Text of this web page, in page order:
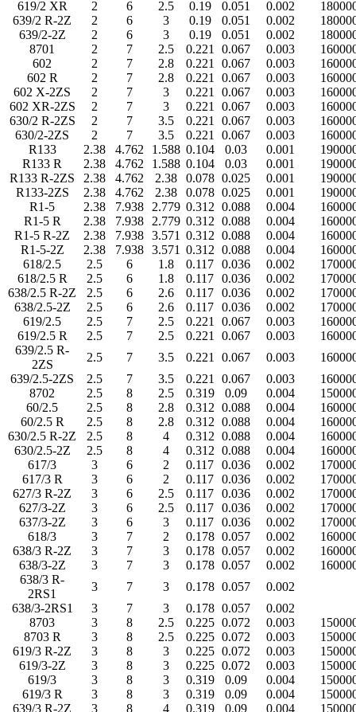
619/2 XR
2 6 2.5 0.19 0.051 0.002
639/2 R-2Z
2 6 3 0.19 0.051 0.002
639/2-2Z
2 6 3 0.19 0.051 0.002
8701
2 7 2.5 0.221 0.067 0.003
602
2 7 2.8 0.221 0.067 0.003
602 R
2 7 2.8 0.221 0.067 0.003
602 X-2ZS
2 7 3 0.221 0.067 0.003
602 XR-2ZS
2 7 3 0.221 0.067 0.003
630/2 R-2ZS
2 7 3.5 0.221 0.067 0.003
630/2-2ZS
2 7 3.5 0.221 0.067 0.003
R133
2.38 4.762 1.588 0.104 0.03 0.001
R133 R
2.38 4.762 1.588 0.104 0.03 0.001
R133 R-2ZS
2.38 4.762 2.38 0.078 0.025 0.001
R133-2ZS
2.38 4.762 2.38 0.078 0.025 0.001
R1-5
2.38 7.938 2.779 0.312 0.088 0.004
R1-5 R
2.38 7.938 2.779 0.312 0.088 0.004
R1-5 R-2Z
2.38 7.938 3.571 0.312 0.088 0.004
R1-5-2Z
2.38 7.938 3.571 0.312 0.088 0.004
618/2.5
2.5 6 1.8 0.117 0.036 0.002
618/2.5 R
2.5 6 1.8 0.117 0.036 0.002
638/2.5 R-2Z
2.5 6 2.6 0.117 0.036 0.002
638/2.5-2Z
2.5 6 2.6 0.117 0.036 0.002
619/2.5
2.5 7 2.5 0.221 0.067 0.003
619/2.5 R
2.5 7 2.5 0.221 0.067 0.003
639/2.5 R-
2ZS
2.5 7 3.5 0.221 0.067 0.003
639/2.5-2ZS
2.5 7 3.5 0.221 0.067 0.003
8702
2.5 8 2.5 0.319 0.09 0.004
60/2.5
2.5 8 2.8 0.312 0.088 0.004
60/2.5 R
2.5 8 2.8 0.312 0.088 0.004
630/2.5 R-2Z
2.5 8 4 0.312 0.088 0.004
630/2.5-2Z
2.5 8 4 0.312 0.088 0.004
617/3
3 6 2 0.117 0.036 0.002
617/3 R
3 6 2 0.117 0.036 0.002
627/3 R-2Z
3 6 2.5 0.117 0.036 0.002
627/3-2Z
3 6 2.5 0.117 0.036 0.002
637/3-2Z
3 6 3 0.117 0.036 0.002
618/3
3 7 2 0.178 0.057 0.002
638/3 R-2Z
3 7 3 0.178 0.057 0.002
638/3-2Z
3 7 3 0.178 0.057 0.002
638/3 R-
2RS1
3 7 3 0.178 0.057
0.002
638/3-2RS1
3 7 3 0.178 0.057
0.002
8703
3 8 2.5 0.225 0.072 0.003
8703 R
3 8 2.5 0.225 0.072 0.003
619/3 R-2Z
3 8 3 0.225 0.072 0.003
619/3-2Z
3 8 3 0.225 0.072 0.003
619/3
3 8 3 0.319 0.09 0.004
619/3 R
3 8 3 0.319 0.09 0.004
639/3 R-2Z
3 8 4 0.319 0.09 0.004